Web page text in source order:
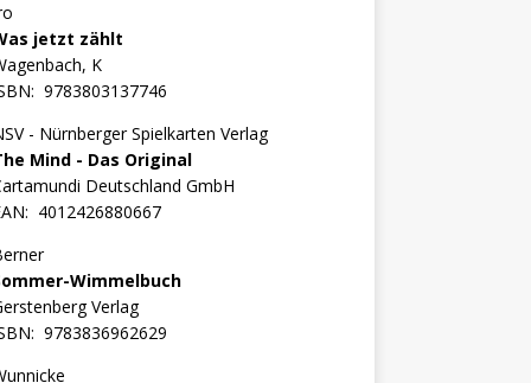
jetzt zählt
K
9783803137746
- Nürnberger Spielkarten Verlag
Mind - Das Original
Deutschland GmbH
4012426880667
Wimmelbuch
Verlag
9783836962629